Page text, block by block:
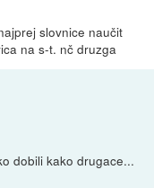
slovnice naučit
na s-t. nč druzga
dobili kako drugace...